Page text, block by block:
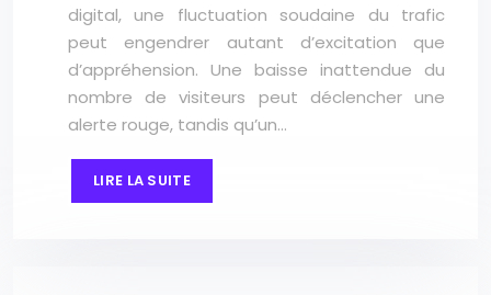
digital, une fluctuation soudaine du trafic
peut engendrer autant d’excitation que
d’appréhension. Une baisse inattendue du
nombre de visiteurs peut déclencher une
alerte rouge, tandis qu’un…
LIRE LA SUITE